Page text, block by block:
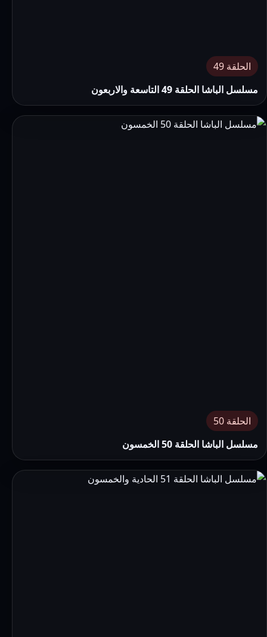
الحلقة 49
مسلسل الباشا الحلقة 49 التاسعة والاربعون
الحلقة 50
مسلسل الباشا الحلقة 50 الخمسون